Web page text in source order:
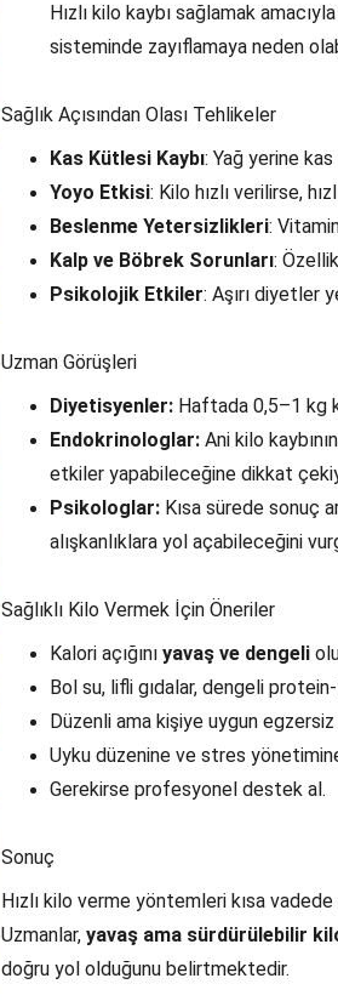
Hızlı kilo kaybı sağlamak
sisteminde zayıflamaya neden
Sağlık Açısından Olası Tehlikeler
Kas Kütlesi Kaybı: Yağ yerine kas
Yoyo Etkisi: Kilo hızlı verilirse,
Beslenme Yetersizlikleri:
Kalp ve Böbrek Sorunları:
Psikolojik Etkiler: Aşırı diyetler
Uzman Görüşleri
Diyetisyenler: Haftada 0,5–1 kg
Endokrinologlar: Ani kilo
etkiler yapabileceğine dikkat
Psikologlar: Kısa sürede sonuç
alışkanlıklara yol açabileceğini
Sağlıklı Kilo Vermek İçin Öneriler
Kalori açığını yavaş ve dengeli
Bol su, lifli gıdalar, dengeli
Düzenli ama kişiye uygun egzersiz
Uyku düzenine ve stres
Gerekirse profesyonel destek al.
Sonuç
Hızlı kilo verme yöntemleri kısa
Uzmanlar, yavaş ama sürdürülebilir
doğru yol olduğunu belirtmektedir.